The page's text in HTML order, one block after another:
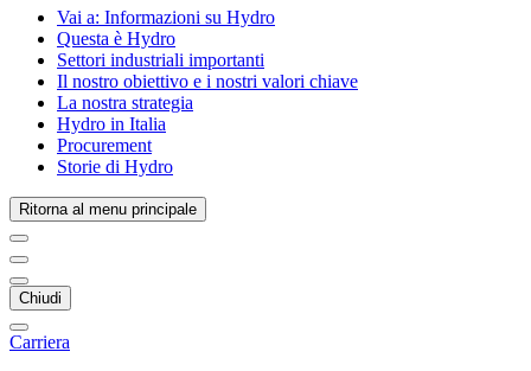
Vai a: Informazioni su Hydro
Questa è Hydro
Settori industriali importanti
Il nostro obiettivo e i nostri valori chiave
La nostra strategia
Hydro in Italia
Procurement
Storie di Hydro
Ritorna al menu principale
Chiudi
Carriera